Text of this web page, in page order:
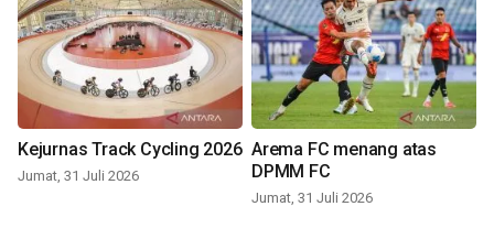
Kejurnas Track Cycling 2026
Jumat, 31 Juli 2026
Arema FC menang atas
DPMM FC
Jumat, 31 Juli 2026